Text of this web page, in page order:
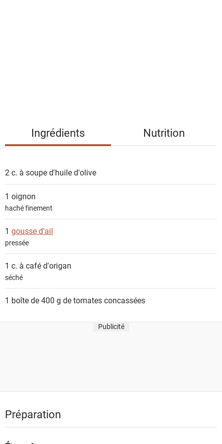
i
n
s
Ingrédients Nutrition
2 c. à souped'huile d'olive
1 oignon
haché finement
1 gousse d'ail
pressée
1 c. à caféd'origan
séché
1 boîte de 400 g detomates concassées
Publicité
Préparation